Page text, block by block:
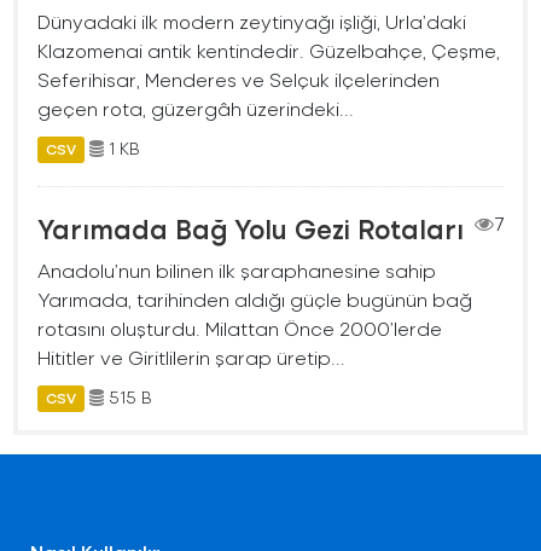
Dünyadaki ilk modern zeytinyağı işliği, Urla’daki
Klazomenai antik kentindedir. Güzelbahçe, Çeşme,
Seferihisar, Menderes ve Selçuk ilçelerinden
geçen rota, güzergâh üzerindeki...
CSV 1 KB
Yarımada Bağ Yolu Gezi Rotaları
7
Anadolu’nun bilinen ilk şaraphanesine sahip
Yarımada, tarihinden aldığı güçle bugünün bağ
rotasını oluşturdu. Milattan Önce 2000’lerde
Hititler ve Giritlilerin şarap üretip...
CSV 515 B